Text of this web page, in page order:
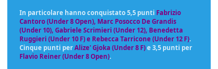
In particolare hanno conquistato 5,5 punti Fabrizio
Cantoro (Under8 Open), Marc Posocco De Grandis
(Under 10), Gabriele Scrimieri (Under 12), Benedetta
Ruggieri (Under 10 F) e Rebecca Tarricone (Under 12 F).
Cinque punti perAlize' Gjoka (Under 8 F)e 3,5 punti per
Flavio Reiner (Under 8 Open).